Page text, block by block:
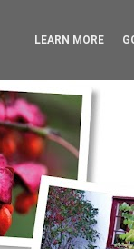
LEARN MORE